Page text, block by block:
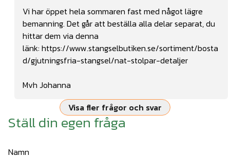
Vi har öppet hela sommaren fast med något lägre
bemanning. Det går att beställa alla delar separat, du
hittar dem via denna
länk: https://www.stangselbutiken.se/sortiment/bosta
d/gjutningsfria-stangsel/nat-stolpar-detaljer
Mvh Johanna
Visa fler frågor och svar
Ställ din egen fråga
Namn